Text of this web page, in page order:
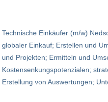
Technische Einkäufer (m/w)
globaler Einkauf; Erstellen und
und Projekten; Ermitteln und
Kostensenkungspotenzialen;
Erstellung von Auswertungen;